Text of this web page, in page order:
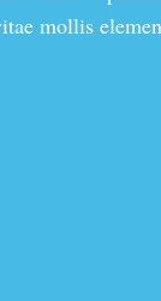
mollis